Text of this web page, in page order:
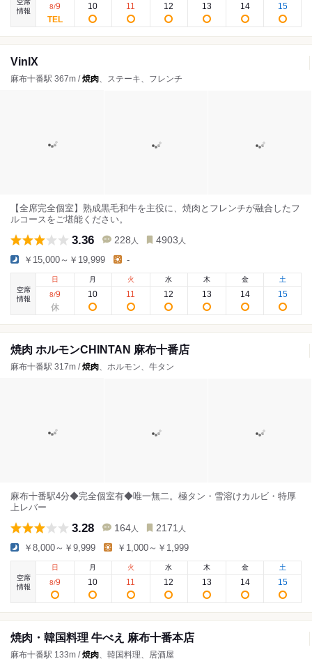
空席
情報
8/9 10 11 12 13 14 15
VinIX
麻布十番駅 367m /焼肉、ステーキ、フレンチ
【全席完全個室】熟成黒毛和牛を主役に、焼肉とフレンチが融合したフ
ルコースをご堪能ください。
3.36 228 人 4903 人
￥15,000～￥19,999 -
空席
情報
日
8/9
月
10
火
11
水
12
木
13
金
14
土
15
焼肉 ホルモンCHINTAN 麻布十番店
麻布十番駅 317m /焼肉、ホルモン、牛タン
麻布十番駅4分◆完全個室有◆唯一無二。極タン・雪溶けカルビ・特厚
上レバー
3.28 164 人 2171 人
￥8,000～￥9,999 ￥1,000～￥1,999
空席
情報
日
8/9
月
10
火
11
水
12
木
13
金
14
土
15
焼肉・韓国料理 牛べえ 麻布十番本店
麻布十番駅 133m /焼肉、韓国料理、居酒屋